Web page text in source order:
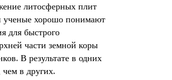
литосферных плит
ученые хорошо понимают
для быстрого
части земной коры
В результате в одних
в других.